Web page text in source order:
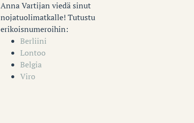
Anna Vartijan viedä sinut
nojatuolimatkalle! Tutustu
erikoisnumeroihin:
Berliini
Lontoo
Belgia
Viro